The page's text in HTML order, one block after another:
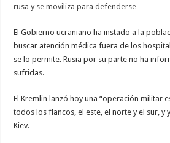
rusa y se moviliza para defenderse
El Gobierno ucraniano ha instado a la
buscar atención médica fuera de los
se lo permite. Rusia por su parte no ha
sufridas.
El Kremlin lanzó hoy una “operación militar
todos los flancos, el este, el norte y el sur, y
Kiev.